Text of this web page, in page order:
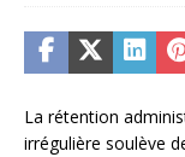
La rétention
irrégulière soulève